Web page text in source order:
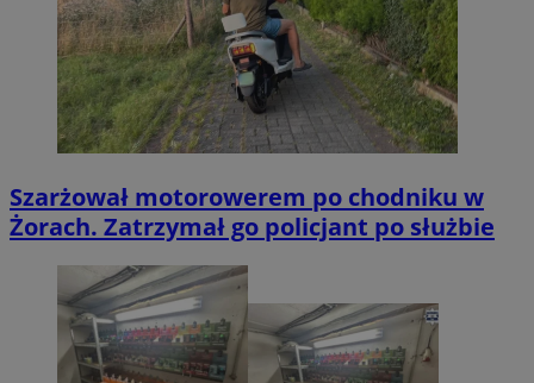
Szarżował motorowerem po chodniku w
Żorach. Zatrzymał go policjant po służbie